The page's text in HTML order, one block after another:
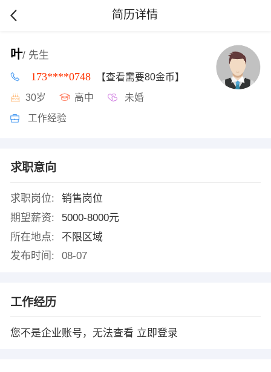
简历详情
叶/ 先生
173****0748 【查看需要80金币】
30岁 高中 未婚
工作经验
求职意向
求职岗位:
销售岗位
期望薪资:
5000-8000元
所在地点:
不限区域
发布时间:
08-07
工作经历
您不是企业账号，无法查看 立即登录